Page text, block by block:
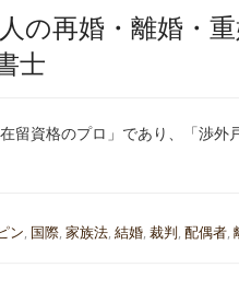
の再婚・離婚・
士
留資格のプロ」であり、「渉
ン 国際 家族法 結婚 裁判 配偶者